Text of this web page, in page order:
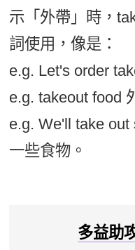
示「外帶」時，
詞使用，像是：
e.g. Let's order
e.g. takeout food
e.g. We'll take
一些食物。
多益助